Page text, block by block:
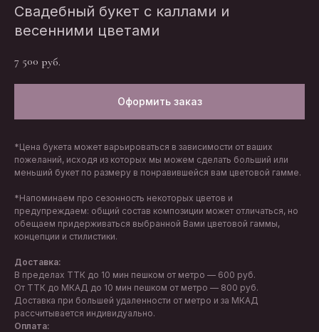
Свадебный букет с каллами и
весенними цветами
7 500 руб.
Оформить заказ
*Цена букета может варьироваться в зависимости от ваших
пожеланий, исходя из которых мы можем сделать больший или
меньший букет по размеру в понравившейся вам цветовой гамме.
*Напоминаем про сезонность некоторых цветов и
предупреждаем: общий состав композиции может отличаться, но
обещаем придерживаться выбранной Вами цветовой гаммы,
концепции и стилистики.
Доставка:
В пределах ТТК до 10 мин пешком от метро — 600 руб.
От ТТК до МКАД до 10 мин пешком от метро — 800 руб.
Доставка при большей удаленности от метро и за МКАД
рассчитывается индивидуально.
Оплата: